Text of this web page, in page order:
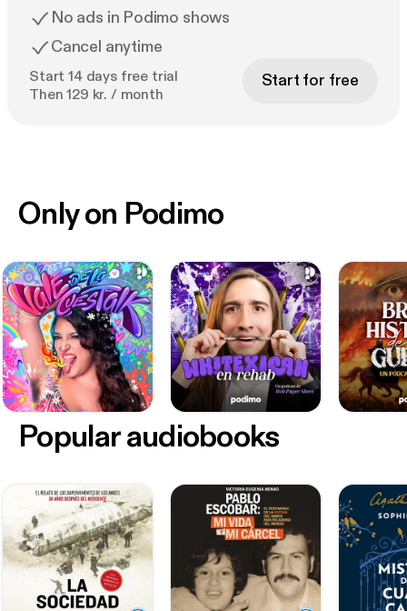
No ads in Podimo shows
Cancel anytime
Start 14 days free trial
Then 129 kr. / month
Start for free
Only on Podimo
Popular audiobooks